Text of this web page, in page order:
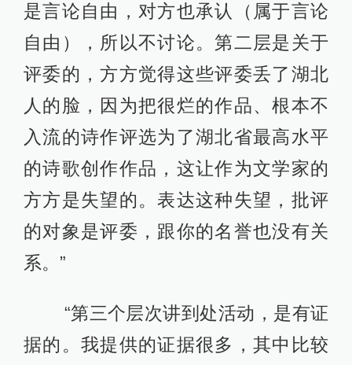
是言论自由，对方也承认（属于言论
自由），所以不讨论。第二层是关于
评委的，方方觉得这些评委丢了湖北
人的脸，因为把很烂的作品、根本不
入流的诗作评选为了湖北省最高水平
的诗歌创作作品，这让作为文学家的
方方是失望的。表达这种失望，批评
的对象是评委，跟你的名誉也没有关
系。”
“第三个层次讲到处活动，是有证
据的。我提供的证据很多，其中比较